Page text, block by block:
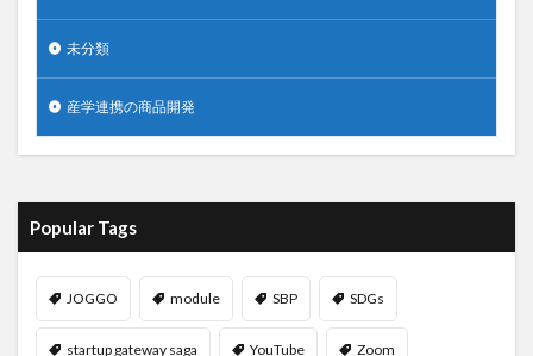
未分類
産学連携の商品開発
Popular Tags
JOGGO module SBP SDGs
startup gateway saga YouTube Zoom